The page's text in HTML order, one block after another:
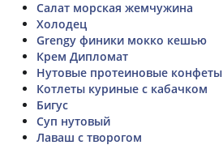
Салат морская жемчужина
Холодец
Grengy финики мокко кешью
Крем Дипломат
Нутовые протеиновые конфеты
Котлеты куриные с кабачком
Бигус
Суп нутовый
Лаваш с творогом